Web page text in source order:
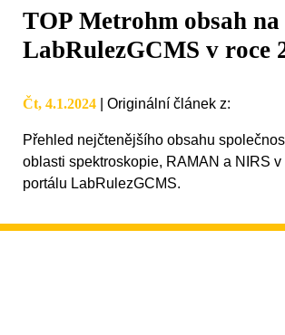
TOP Metrohm obsah
LabRulezGCMS v roce
Čt, 4.1.2024 Originální článek z:
Přehled nejčtenějšího obsahu
oblasti spektroskopie, RAMAN a NIRS v
portálu LabRulezGCMS.